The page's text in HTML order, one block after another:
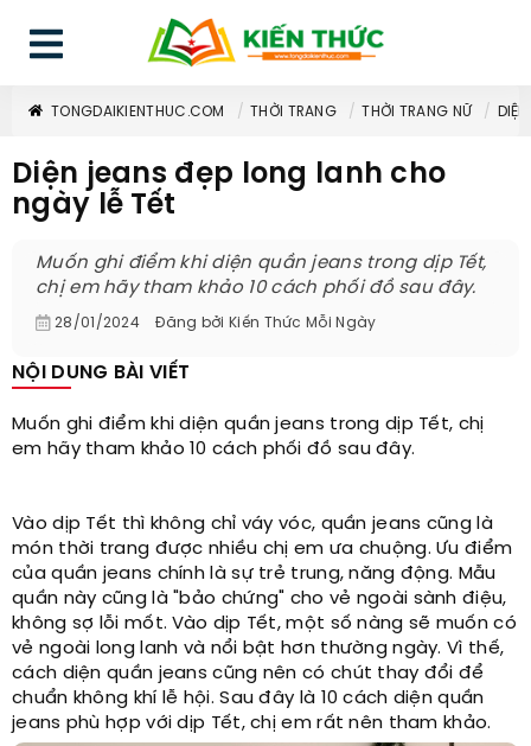
TONGDAIKIENTHUC.COM THỜI TRANG THỜI TRANG NỮ
Diện jeans đẹp long lanh cho
ngày lễ Tết
Muốn ghi điểm khi diện quần jeans trong dịp Tết,
chị em hãy tham khảo 10 cách phối đồ sau đây.
28/01/2024 Đăng bởi Kiến Thức Mỗi Ngày
NỘI DUNG BÀI VIẾT
Muốn ghi điểm khi diện quần jeans trong dịp Tết, chị
em hãy tham khảo 10 cách phối đồ sau đây.
Vào dịp Tết thì không chỉ váy vóc, quần jeans cũng là
món thời trang được nhiều chị em ưa chuộng. Ưu điểm
của quần jeans chính là sự trẻ trung, năng động. Mẫu
quần này cũng là "bảo chứng" cho vẻ ngoài sành điệu,
không sợ lỗi mốt. Vào dịp Tết, một số nàng sẽ muốn có
vẻ ngoài long lanh và nổi bật hơn thường ngày. Vì thế,
cách diện quần jeans cũng nên có chút thay đổi để
chuẩn không khí lễ hội. Sau đây là 10 cách diện quần
jeans phù hợp với dịp Tết, chị em rất nên tham khảo.